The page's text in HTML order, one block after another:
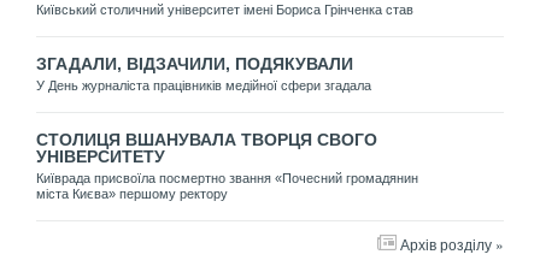
Київський столичний університет імені Бориса Грінченка став
ЗГАДАЛИ, ВІДЗАЧИЛИ, ПОДЯКУВАЛИ
У День журналіста працівників медійної сфери згадала
СТОЛИЦЯ ВШАНУВАЛА ТВОРЦЯ СВОГО
УНІВЕРСИТЕТУ
Київрада присвоїла посмертно звання «Почесний громадянин
міста Києва» першому ректору
Архів розділу »